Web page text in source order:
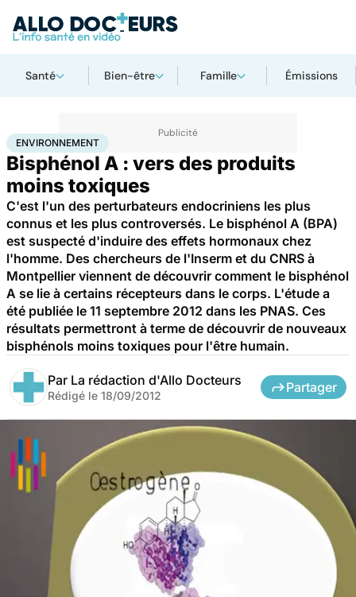
Santé Bien-être Famille Émissions
AccueilBien-êtreEnvironnement
ENVIRONNEMENT
Bisphénol A : vers des produits
moins toxiques
C'est l'un des perturbateurs endocriniens les plus
connus et les plus controversés. Le bisphénol A (BPA)
est suspecté d'induire des effets hormonaux chez
l'homme. Des chercheurs de l'Inserm et du CNRS à
Montpellier viennent de découvrir comment le bisphénol
A se lie à certains récepteurs dans le corps. L'étude a
été publiée le 11 septembre 2012 dans les PNAS. Ces
résultats permettront à terme de découvrir de nouveaux
bisphénols moins toxiques pour l'être humain.
Par La rédaction d'Allo Docteurs
Rédigé le 18/09/2012
Partager